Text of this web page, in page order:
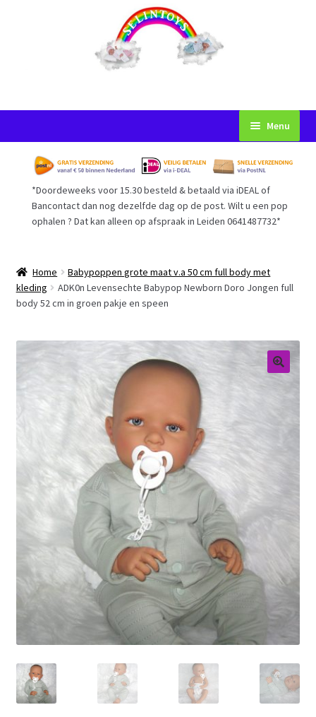
naar
navigatie
inhoud
Menu
Startpagina
Voorwaarden
Afrekenen
Gastenboek
Over ons
*Doordeweeks voor 15.30 besteld & betaald via iDEAL of
Bancontact dan nog dezelfde dag op de post. Wilt u een pop
ophalen ? Dat kan alleen op afspraak in Leiden 0641487732*
Home
Babypoppen grote maat v.a 50 cm full body met
kleding
ADK0n Levensechte Babypop Newborn Doro Jongen full
body 52 cm in groen pakje en speen